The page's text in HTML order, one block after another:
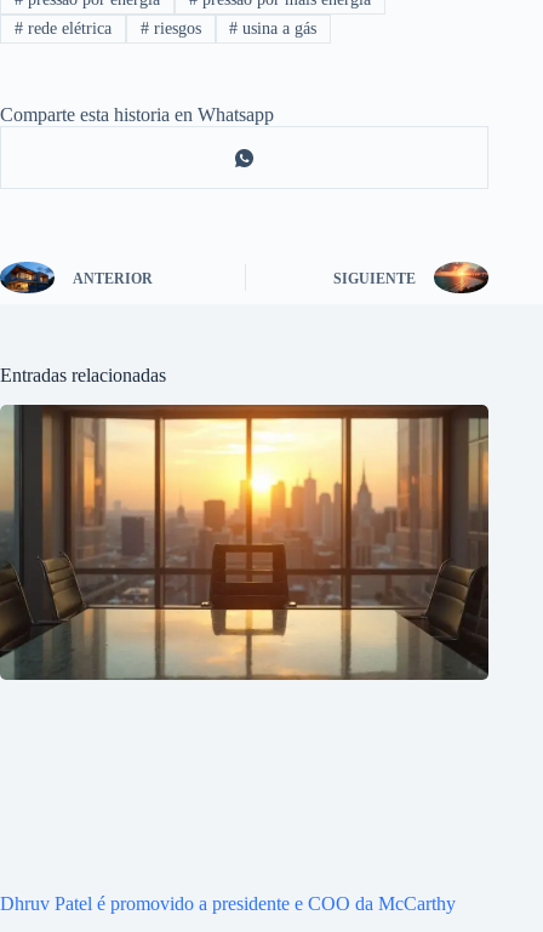
#rede elétrica #riesgos # usina a gás
Comparte esta historia en Whatsapp
ANTERIOR SIGUIENTE
Entradas relacionadas
Dhruv Patel é promovido a presidente e COO da McCarthy